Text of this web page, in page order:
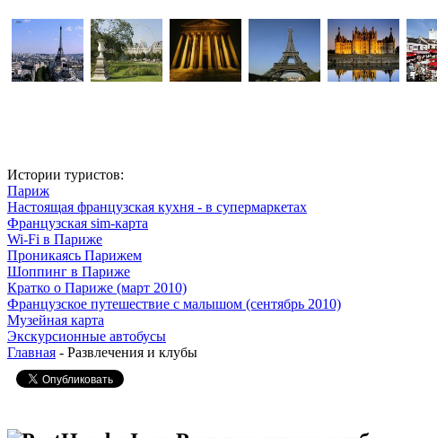
Истории туристов:
Париж
Настоящая французская кухня - в супермаркетах
Французская sim-карта
Wi-Fi в Париже
Проникаясь Парижем
Шоппинг в Париже
Кратко о Париже (март 2010)
Французское путешествие с малышом (сентябрь 2010)
Музейная карта
Экскурсионные автобусы
Главная - Развлечения и клубы